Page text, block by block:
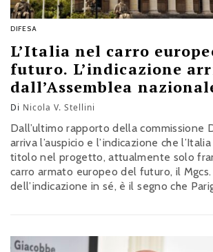
DIFESA
L’Italia nel carro
futuro. L’indicazione
dall’Assemblea
Di Nicola V. Stellini
Dall’ultimo rapporto della commissione
arriva l’auspicio e l’indicazione che
titolo nel progetto, attualmente solo
carro armato europeo del futuro, il
dell’indicazione in sé, è il segno che